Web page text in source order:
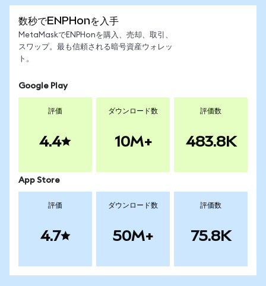
数秒でENPHonを入手
MetaMaskでENPHonを購入、売却、取引、
スワップ。最も信頼される暗号資産ウォレッ
ト。
Google Play
評価
4.4
ダウンロード数
10M+
評価数
483.8K
App Store
評価
4.7
ダウンロード数
50M+
評価数
75.8K